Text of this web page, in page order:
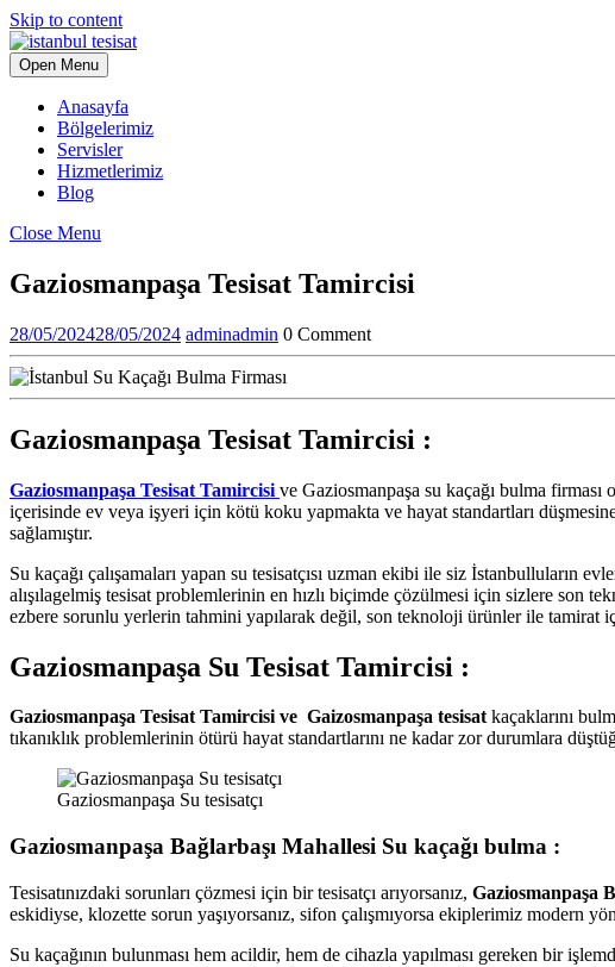
Skip to content
Open Menu
Anasayfa
Bölgelerimiz
Servisler
Hizmetlerimiz
Blog
Close Menu
Gaziosmanpaşa Tesisat Tamircisi
28/05/202428/05/2024 adminadmin 0 Comment
Gaziosmanpaşa Tesisat Tamircisi :
Gaziosmanpaşa Tesisat Tamircisi ve Gaziosmanpaşa su kaçağı bulma firması
içerisinde ev veya işyeri için kötü koku yapmakta ve hayat standartları
sağlamıştır.
Su kaçağı çalışamaları yapan su tesisatçısı uzman ekibi ile siz
alışılagelmiş tesisat problemlerinin en hızlı biçimde çözülmesi için sizlere son
ezbere sorunlu yerlerin tahmini yapılarak değil, son teknoloji ürünler ile tamirat
Gaziosmanpaşa Su Tesisat Tamircisi :
Gaziosmanpaşa Tesisat Tamircisi ve Gaizosmanpaşa tesisatkaçaklarını
tıkanıklık problemlerinin ötürü hayat standartlarını ne kadar zor durumlara
Gaziosmanpaşa Su tesisatçı
Gaziosmanpaşa Bağlarbaşı Mahallesi Su kaçağı bulma :
Tesisatınızdaki sorunları çözmesi için bir tesisatçı arıyorsanız, Gaziosmanpaşa
eskidiyse, klozette sorun yaşıyorsanız, sifon çalışmıyorsa ekiplerimiz modern
Su kaçağının bulunması hem acildir, hem de cihazla yapılması gereken bir